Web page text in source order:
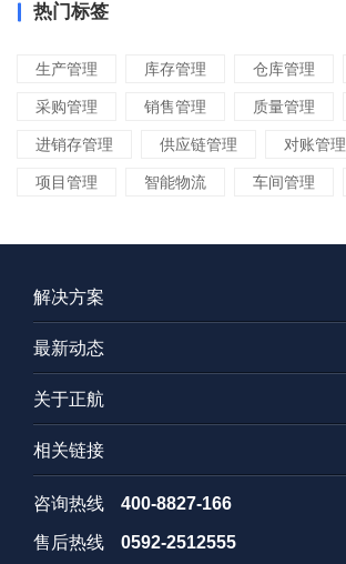
热门标签
生产管理 库存管理 仓库管理
采购管理 销售管理 质量管理
进销存管理 供应链管理 对账管理
项目管理 智能物流 车间管理
解决方案
最新动态
关于正航
相关链接
咨询热线 400-8827-166
售后热线 0592-2512555